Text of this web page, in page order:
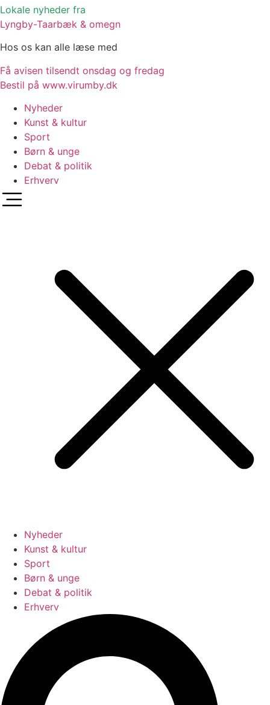
Lokale nyheder fra
Lyngby-Taarbæk & omegn
Hos os kan alle læse med
Få avisen tilsendt onsdag og fredag
Bestil på www.virumby.dk
Nyheder
Kunst & kultur
Sport
Børn & unge
Debat & politik
Erhverv
Nyheder
Kunst & kultur
Sport
Børn & unge
Debat & politik
Erhverv